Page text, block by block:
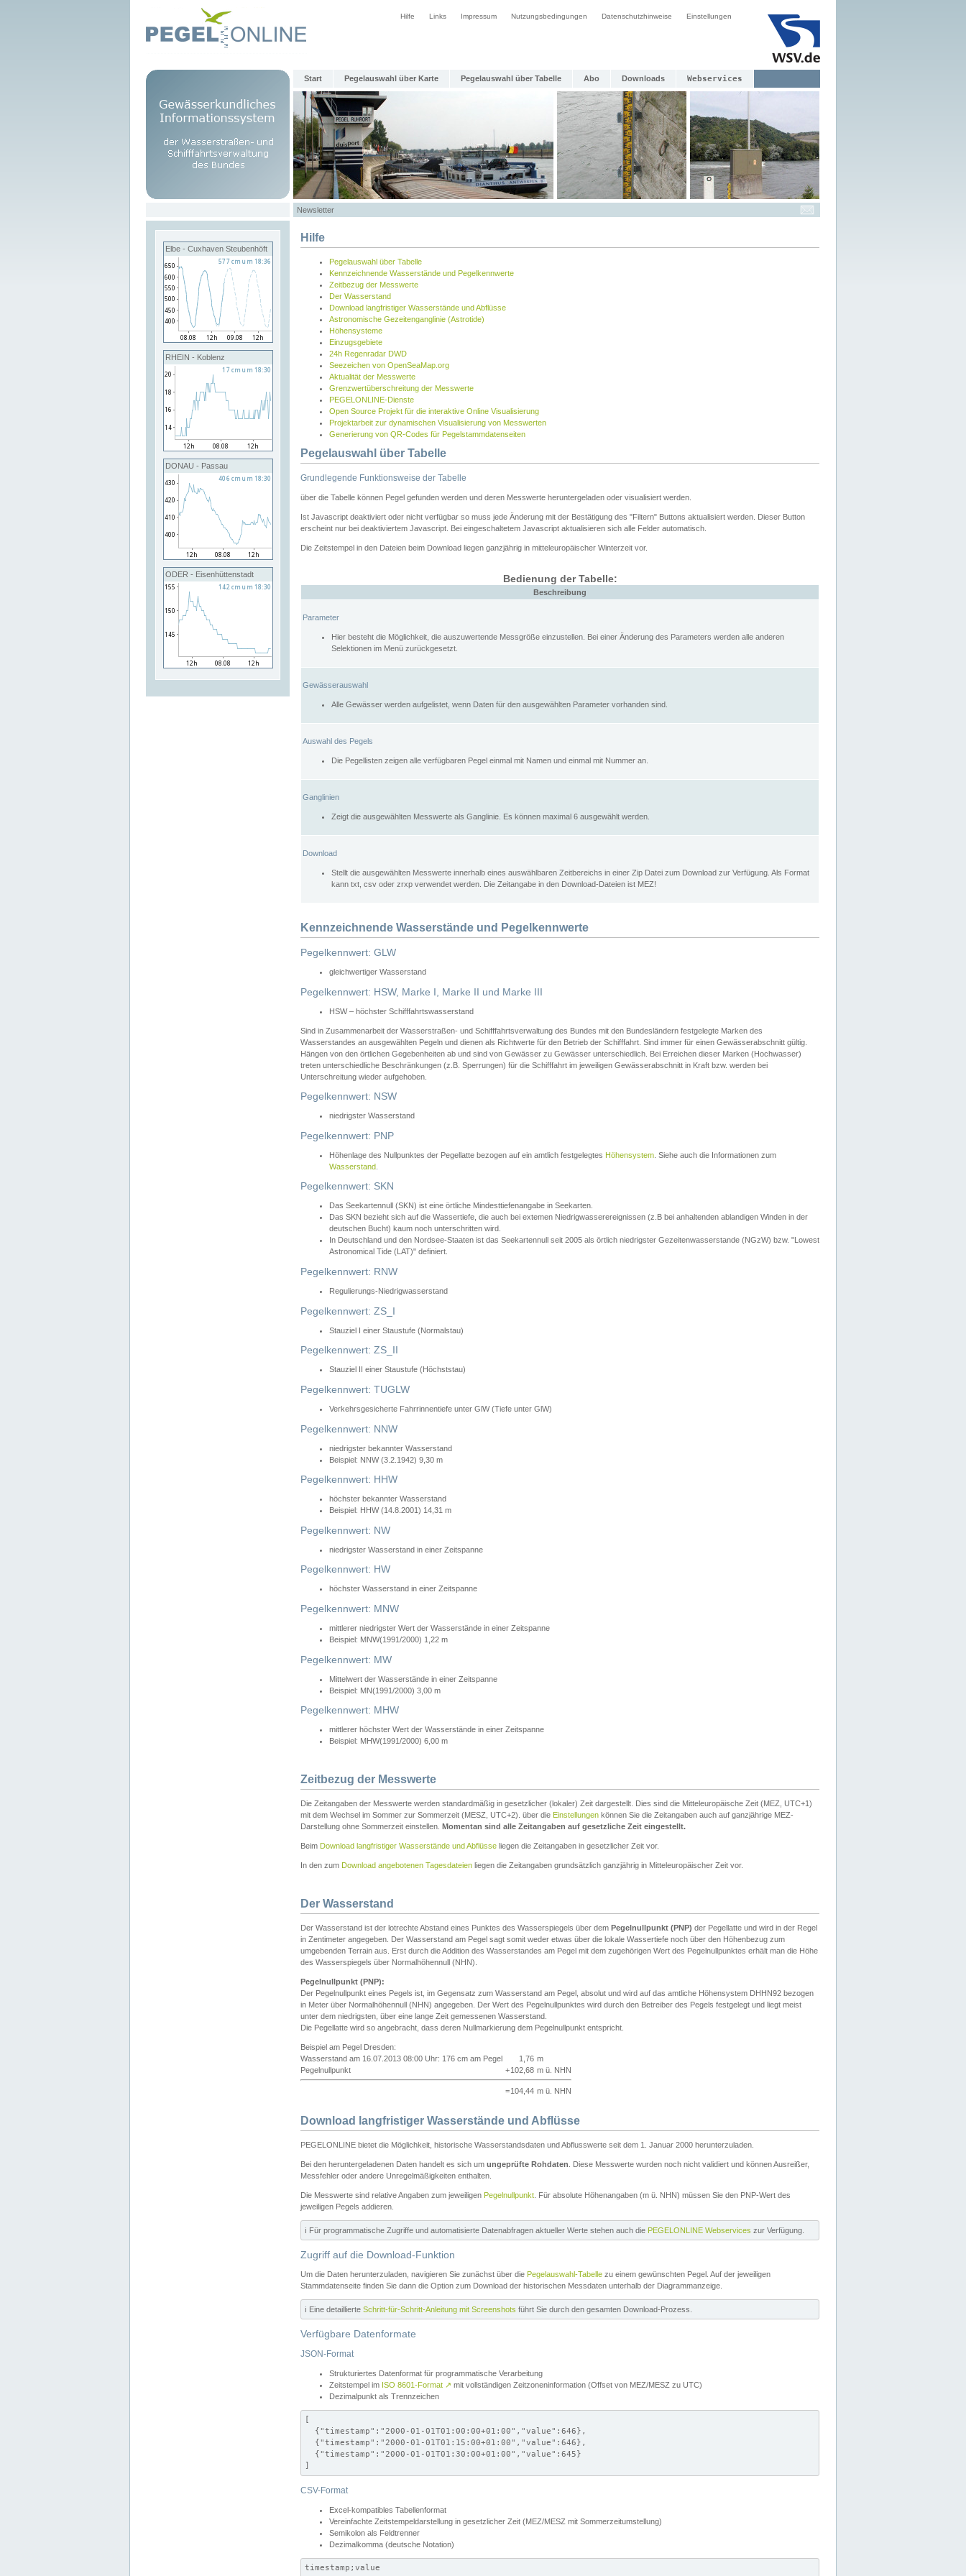
Hilfe Links Impressum Nutzungsbedingungen Datenschutzhinweise Einstellungen
Start Pegelauswahl über Karte Pegelauswahl über Tabelle Abo Downloads Webservices
Newsletter
Elbe - Cuxhaven Steubenhöft
RHEIN - Koblenz
DONAU - Passau
ODER - Eisenhüttenstadt
Hilfe
Pegelauswahl über Tabelle
Kennzeichnende Wasserstände und Pegelkennwerte
Zeitbezug der Messwerte
Der Wasserstand
Download langfristiger Wasserstände und Abflüsse
Astronomische Gezeitenganglinie (Astrotide)
Höhensysteme
Einzugsgebiete
24h Regenradar DWD
Seezeichen von OpenSeaMap.org
Aktualität der Messwerte
Grenzwertüberschreitung der Messwerte
PEGELONLINE-Dienste
Open Source Projekt für die interaktive Online Visualisierung
Projektarbeit zur dynamischen Visualisierung von Messwerten
Generierung von QR-Codes für Pegelstammdatenseiten
Pegelauswahl über Tabelle
Grundlegende Funktionsweise der Tabelle
über die Tabelle können Pegel gefunden werden und deren Messwerte heruntergeladen oder visualisiert werden.
Ist Javascript deaktiviert oder nicht verfügbar so muss jede Änderung mit der Bestätigung des "Filtern" Buttons aktualisiert werden. Dieser Button
erscheint nur bei deaktiviertem Javascript. Bei eingeschaltetem Javascript aktualisieren sich alle Felder automatisch.
Die Zeitstempel in den Dateien beim Download liegen ganzjährig in mitteleuropäischer Winterzeit vor.
Bedienung der Tabelle:
Beschreibung
Parameter
Hier besteht die Möglichkeit, die auszuwertende Messgröße einzustellen. Bei einer Änderung des Parameters werden alle anderen
Selektionen im Menü zurückgesetzt.
Gewässerauswahl
Alle Gewässer werden aufgelistet, wenn Daten für den ausgewählten Parameter vorhanden sind.
Auswahl des Pegels
Die Pegellisten zeigen alle verfügbaren Pegel einmal mit Namen und einmal mit Nummer an.
Ganglinien
Zeigt die ausgewählten Messwerte als Ganglinie. Es können maximal 6 ausgewählt werden.
Download
Stellt die ausgewählten Messwerte innerhalb eines auswählbaren Zeitbereichs in einer Zip Datei zum Download zur Verfügung. Als Format
kann txt, csv oder zrxp verwendet werden. Die Zeitangabe in den Download-Dateien ist MEZ!
Kennzeichnende Wasserstände und Pegelkennwerte
Pegelkennwert: GLW
gleichwertiger Wasserstand
Pegelkennwert: HSW, Marke I, Marke II und Marke III
HSW – höchster Schifffahrtswasserstand
Sind in Zusammenarbeit der Wasserstraßen- und Schifffahrtsverwaltung des Bundes mit den Bundesländern festgelegte Marken des
Wasserstandes an ausgewählten Pegeln und dienen als Richtwerte für den Betrieb der Schifffahrt. Sind immer für einen Gewässerabschnitt gültig.
Hängen von den örtlichen Gegebenheiten ab und sind von Gewässer zu Gewässer unterschiedlich. Bei Erreichen dieser Marken (Hochwasser)
treten unterschiedliche Beschränkungen (z.B. Sperrungen) für die Schifffahrt im jeweiligen Gewässerabschnitt in Kraft bzw. werden bei
Unterschreitung wieder aufgehoben.
Pegelkennwert: NSW
niedrigster Wasserstand
Pegelkennwert: PNP
Höhenlage des Nullpunktes der Pegellatte bezogen auf ein amtlich festgelegtes Höhensystem . Siehe auch die Informationen zum
Wasserstand
Pegelkennwert: SKN
Das Seekartennull (SKN) ist eine örtliche Mindesttiefenangabe in Seekarten.
Das SKN bezieht sich auf die Wassertiefe, die auch bei extemen Niedrigwasserereignissen (z.B bei anhaltenden ablandigen Winden in der
deutschen Bucht) kaum noch unterschritten wird.
In Deutschland und den Nordsee-Staaten ist das Seekartennull seit 2005 als örtlich niedrigster Gezeitenwasserstande (NGzW) bzw. "Lowest
Astronomical Tide (LAT)" definiert.
Pegelkennwert: RNW
Regulierungs-Niedrigwasserstand
Pegelkennwert: ZS_I
Stauziel I einer Staustufe (Normalstau)
Pegelkennwert: ZS_II
Stauziel II einer Staustufe (Höchststau)
Pegelkennwert: TUGLW
Verkehrsgesicherte Fahrrinnentiefe unter GlW (Tiefe unter GlW)
Pegelkennwert: NNW
niedrigster bekannter Wasserstand
Beispiel: NNW (3.2.1942) 9,30 m
Pegelkennwert: HHW
höchster bekannter Wasserstand
Beispiel: HHW (14.8.2001) 14,31 m
Pegelkennwert: NW
niedrigster Wasserstand in einer Zeitspanne
Pegelkennwert: HW
höchster Wasserstand in einer Zeitspanne
Pegelkennwert: MNW
mittlerer niedrigster Wert der Wasserstände in einer Zeitspanne
Beispiel: MNW(1991/2000) 1,22 m
Pegelkennwert: MW
Mittelwert der Wasserstände in einer Zeitspanne
Beispiel: MN(1991/2000) 3,00 m
Pegelkennwert: MHW
mittlerer höchster Wert der Wasserstände in einer Zeitspanne
Beispiel: MHW(1991/2000) 6,00 m
Zeitbezug der Messwerte
Die Zeitangaben der Messwerte werden standardmäßig in gesetzlicher (lokaler) Zeit dargestellt. Dies sind die Mitteleuropäische Zeit (MEZ, UTC+1)
mit dem Wechsel im Sommer zur Sommerzeit (MESZ, UTC+2). über die Einstellungen können Sie die Zeitangaben auch auf ganzjährige MEZ-
Darstellung ohne Sommerzeit einstellen. Momentan sind alle Zeitangaben auf gesetzliche Zeit eingestellt.
Beim Download langfristiger Wasserstände und Abflüsse liegen die Zeitangaben in gesetzlicher Zeit vor.
In den zum Download angebotenen Tagesdateien liegen die Zeitangaben grundsätzlich ganzjährig in Mitteleuropäischer Zeit vor.
Der Wasserstand
Der Wasserstand ist der lotrechte Abstand eines Punktes des Wasserspiegels über dem Pegelnullpunkt (PNP) der Pegellatte und wird in der Regel
in Zentimeter angegeben. Der Wasserstand am Pegel sagt somit weder etwas über die lokale Wassertiefe noch über den Höhenbezug zum
umgebenden Terrain aus. Erst durch die Addition des Wasserstandes am Pegel mit dem zugehörigen Wert des Pegelnullpunktes erhält man die Höhe
des Wasserspiegels über Normalhöhennull (NHN).
Pegelnullpunkt (PNP):
Der Pegelnullpunkt eines Pegels ist, im Gegensatz zum Wasserstand am Pegel, absolut und wird auf das amtliche Höhensystem DHHN92 bezogen
in Meter über Normalhöhennull (NHN) angegeben. Der Wert des Pegelnullpunktes wird durch den Betreiber des Pegels festgelegt und liegt meist
unter dem niedrigsten, über eine lange Zeit gemessenen Wasserstand.
Die Pegellatte wird so angebracht, dass deren Nullmarkierung dem Pegelnullpunkt entspricht.
Beispiel am Pegel Dresden:
Wasserstand am 16.07.2013 08:00 Uhr: 176 cm am Pegel
1,76 m
Pegelnullpunkt
+102,68 m ü. NHN
=104,44 m ü. NHN
Download langfristiger Wasserstände und Abflüsse
PEGELONLINE bietet die Möglichkeit, historische Wasserstandsdaten und Abflusswerte seit dem 1. Januar 2000 herunterzuladen.
Bei den heruntergeladenen Daten handelt es sich um ungeprüfte Rohdaten . Diese Messwerte wurden noch nicht validiert und können Ausreißer,
Messfehler oder andere Unregelmäßigkeiten enthalten.
Die Messwerte sind relative Angaben zum jeweiligen Pegelnullpunkt . Für absolute Höhenangaben (m ü. NHN) müssen Sie den PNP-Wert des
jeweiligen Pegels addieren.
ℹ️ Für programmatische Zugriffe und automatisierte Datenabfragen aktueller Werte stehen auch die PEGELONLINE Webservices zur Verfügung.
Zugriff auf die Download-Funktion
Um die Daten herunterzuladen, navigieren Sie zunächst über die Pegelauswahl-Tabelle zu einem gewünschten Pegel. Auf der jeweiligen
Stammdatenseite finden Sie dann die Option zum Download der historischen Messdaten unterhalb der Diagrammanzeige.
ℹ️ Eine detaillierte Schritt-für-Schritt-Anleitung mit Screenshots führt Sie durch den gesamten Download-Prozess.
Verfügbare Datenformate
JSON-Format
Strukturiertes Datenformat für programmatische Verarbeitung
Zeitstempel im ISO 8601-Format ↗ mit vollständigen Zeitzoneninformation (Offset von MEZ/MESZ zu UTC)
Dezimalpunkt als Trennzeichen
[
  {"timestamp":"2000-01-01T01:00:00+01:00","value":646},
  {"timestamp":"2000-01-01T01:15:00+01:00","value":646},
  {"timestamp":"2000-01-01T01:30:00+01:00","value":645}
]
CSV-Format
Excel-kompatibles Tabellenformat
Vereinfachte Zeitstempeldarstellung in gesetzlicher Zeit (MEZ/MESZ mit Sommerzeitumstellung)
Semikolon als Feldtrenner
Dezimalkomma (deutsche Notation)
timestamp;value